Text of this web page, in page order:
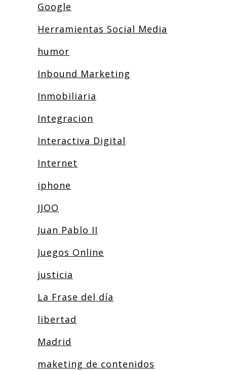
Google
Herramientas Social Media
humor
Inbound Marketing
Inmobiliaria
Integracion
Interactiva Digital
Internet
iphone
JJOO
Juan Pablo II
Juegos Online
justicia
La Frase del día
libertad
Madrid
maketing de contenidos